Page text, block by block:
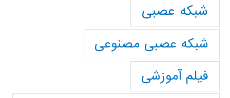
شبکه عصبی
شبکه عصبی مصنوعی
فیلم آموزشی